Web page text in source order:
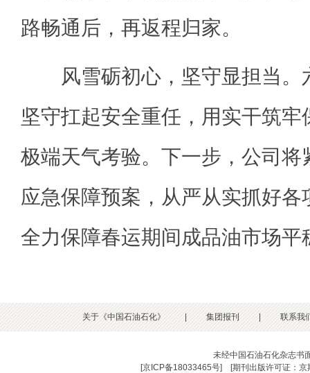
路畅通后，再返程归家。
风雪砺初心，坚守显担当。
坚守扛起安全重任，用实干筑
极端天气考验。下一步，公司将
应急保障预案，从严从实抓好
全力保障春运期间成品油市场平
关于《中国石油石化》 | 集团报刊 | 联系我
未经中国石油石化杂志书
[京ICP备18033465号] [期刊出版许可证：